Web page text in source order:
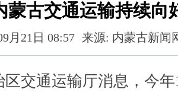
蒙古交通运输持续向
月21日 08:57 来源: 内蒙古新闻
交通运输厅消息，今